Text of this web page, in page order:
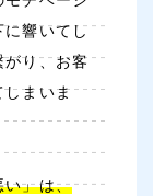
に響いてし
がり、お客
まいま
い」は、